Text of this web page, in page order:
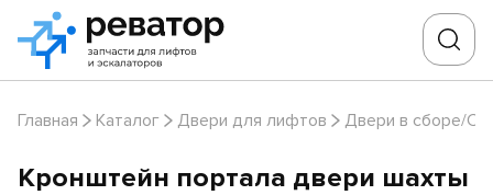
Главная Каталог Двери для лифтов Двери в сборе/
Кронштейн портала двери шахты